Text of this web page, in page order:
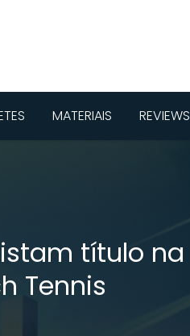
MATERIAIS REVIEWS
título na
Tennis